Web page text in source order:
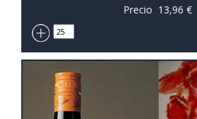
Precio 13,96 €